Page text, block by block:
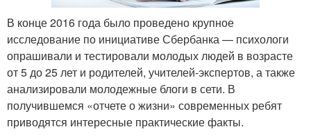
В конце 2016 года было проведено крупное
исследование по инициативе Сбербанка — психологи
опрашивали и тестировали молодых людей в возрасте
от 5 до 25 лет и родителей, учителей-экспертов, а также
анализировали молодежные блоги в сети. В
получившемся «отчете о жизни» современных ребят
приводятся интересные практические факты.